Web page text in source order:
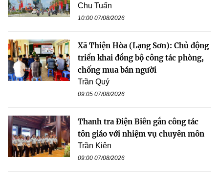
Chu Tuấn
10:00 07/08/2026
Xã Thiện Hòa (Lạng Sơn): Chủ động
triển khai đồng bộ công tác phòng,
chống mua bán người
Trần Quý
09:05 07/08/2026
Thanh tra Điện Biên gắn công tác
tôn giáo với nhiệm vụ chuyên môn
Trần Kiên
09:00 07/08/2026